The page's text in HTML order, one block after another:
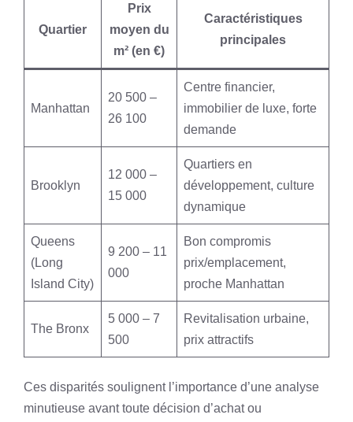
Quartier
Prix
moyen du
m² (en €)
Caractéristiques
principales
Manhattan
20 500 –
26 100
Centre financier,
immobilier de luxe, forte
demande
Brooklyn
12 000 –
15 000
Quartiers en
développement, culture
dynamique
Queens
(Long
Island City)
9 200 – 11
000
Bon compromis
prix/emplacement,
proche Manhattan
The Bronx
5 000 – 7
500
Revitalisation urbaine,
prix attractifs
Ces disparités soulignent l’importance d’une analyse
minutieuse avant toute décision d’achat ou